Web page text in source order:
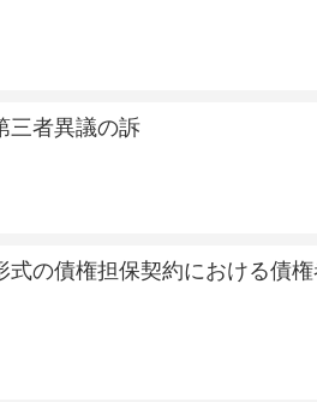
者異議の訴
の債権担保契約における債